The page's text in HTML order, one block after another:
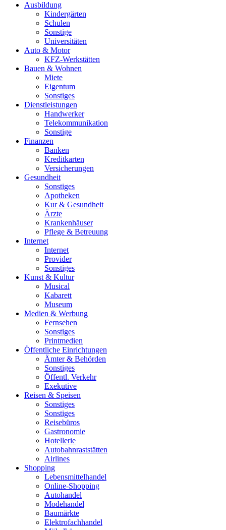
Ausbildung
Kindergärten
Schulen
Sonstige
Universitäten
Auto & Motor
KFZ-Werkstätten
Bauen & Wohnen
Miete
Eigentum
Sonstiges
Dienstleistungen
Handwerker
Telekommunikation
Sonstige
Finanzen
Banken
Kreditkarten
Versicherungen
Gesundheit
Sonstiges
Apotheken
Kur & Gesundheit
Ärzte
Krankenhäuser
Pflege & Betreuung
Internet
Internet
Provider
Sonstiges
Kunst & Kultur
Musical
Kabarett
Museum
Medien & Werbung
Fernsehen
Sonstiges
Printmedien
Öffentliche Einrichtungen
Ämter & Behörden
Sonstiges
Öffentl. Verkehr
Exekutive
Reisen & Speisen
Sonstiges
Sonstiges
Reisebüros
Gastronomie
Hotellerie
Autobahnraststätten
Airlines
Shopping
Lebensmittelhandel
Online-Shopping
Autohandel
Modehandel
Baumärkte
Elektrofachhandel